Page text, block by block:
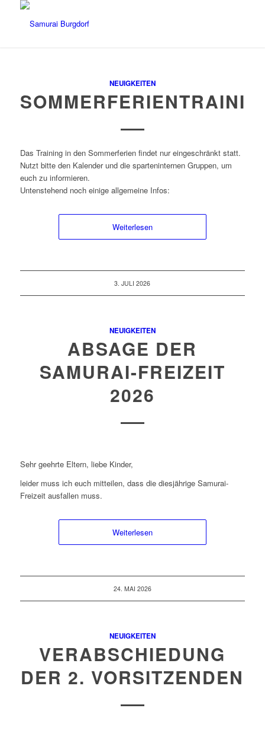
NEUIGKEITEN
Das Training in den Sommerferien findet nur eingeschränkt statt.
Nutzt bitte den Kalender und die sparteninternen Gruppen, um
euch zu informieren.
Untenstehend noch einige allgemeine Infos:
Weiterlesen
3. JULI 2026
NEUIGKEITEN
ABSAGE DER
SAMURAI-FREIZEIT
2026
Sehr geehrte Eltern, liebe Kinder,
leider muss ich euch mitteilen, dass die diesjährige Samurai-
Freizeit ausfallen muss.
Weiterlesen
24. MAI 2026
NEUIGKEITEN
VERABSCHIEDUNG
DER 2. VORSITZENDEN